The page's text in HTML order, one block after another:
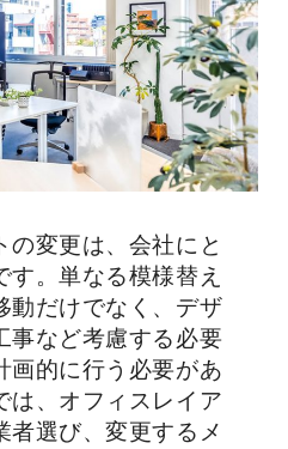
の変更は、会社にと
す。単なる模様替え
動だけでなく、デザ
事など考慮する必要
画的に行う必要があ
は、オフィスレイア
者選び、変更するメ